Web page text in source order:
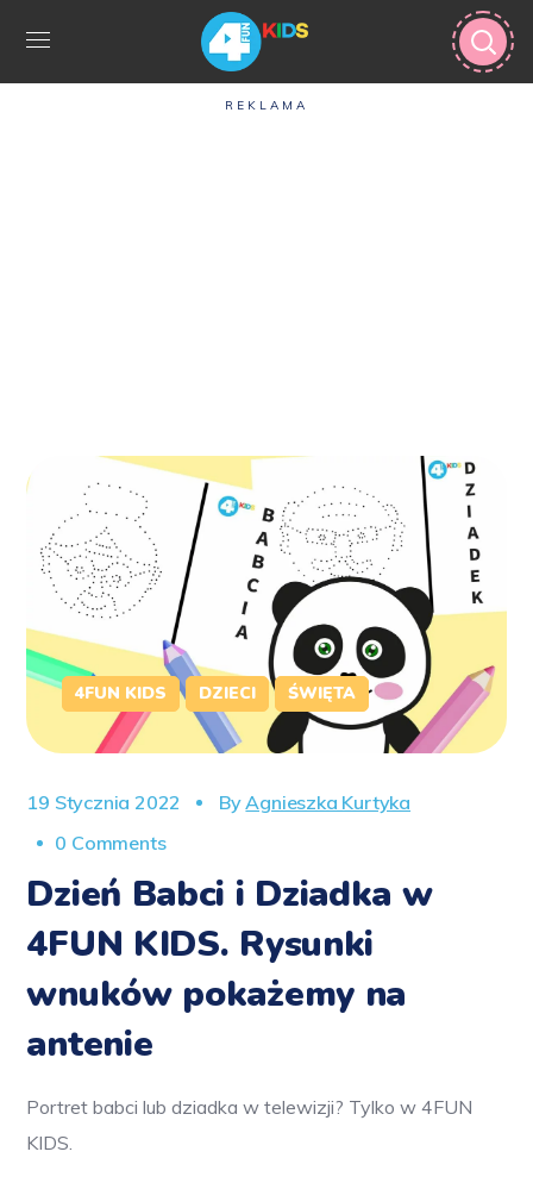
REKLAMA
4FUN KIDS DZIECI ŚWIĘTA
19 Stycznia 2022 ByAgnieszka Kurtyka
0 Comments
Dzień Babci i Dziadka w
4FUN KIDS. Rysunki
wnuków pokażemy na
antenie
Portret babci lub dziadka w telewizji? Tylko w 4FUN
KIDS.